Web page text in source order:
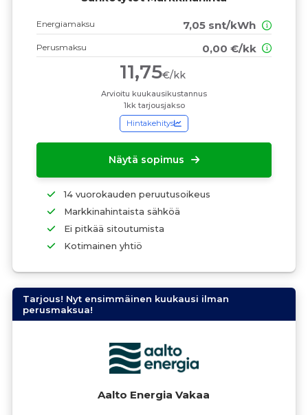
Energiamaksu 7,05 snt/kWh
Perusmaksu 0,00 €/kk
11,75€/kk
Arvioitu kuukausikustannus
1kk tarjousjakso
Hintakehitys
Näytä sopimus
14 vuorokauden peruutusoikeus
Markkinahintaista sähköä
Ei pitkää sitoutumista
Kotimainen yhtiö
Tarjous! Nyt ensimmäinen kuukausi ilman
perusmaksua!
Aalto Energia Vakaa